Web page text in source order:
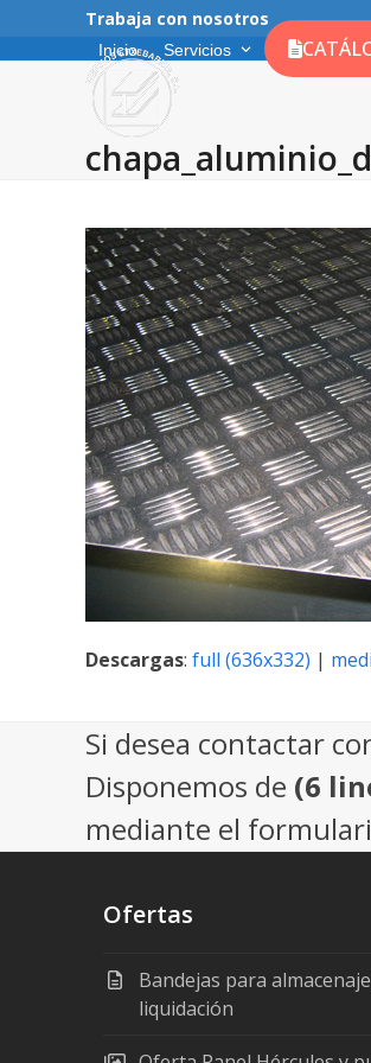
Trabaja con nosotros
Inicio Servicios
Descargas: full (636x332) |
Si desea contactar
Disponemos de (6
mediante el
Ofertas
Bandejas para
liquidación